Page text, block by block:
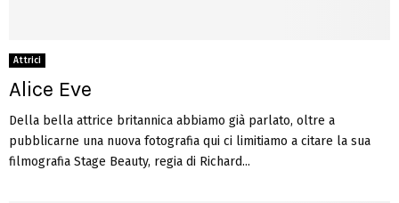
Attrici
Alice Eve
Della bella attrice britannica abbiamo già parlato, oltre a
pubblicarne una nuova fotografia qui ci limitiamo a citare la sua
filmografia Stage Beauty, regia di Richard...